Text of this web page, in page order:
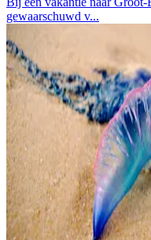
gewaarschuwd v...